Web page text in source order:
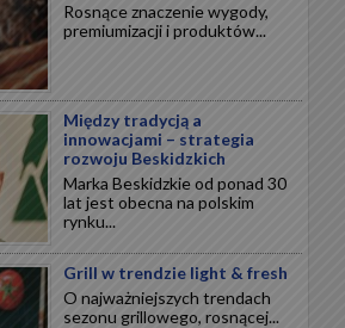
Rosnące znaczenie wygody,
premiumizacji i produktów...
Między tradycją a
innowacjami – strategia
rozwoju Beskidzkich
Marka Beskidzkie od ponad 30
lat jest obecna na polskim
rynku...
Grill w trendzie light & fresh
O najważniejszych trendach
sezonu grillowego, rosnącej...